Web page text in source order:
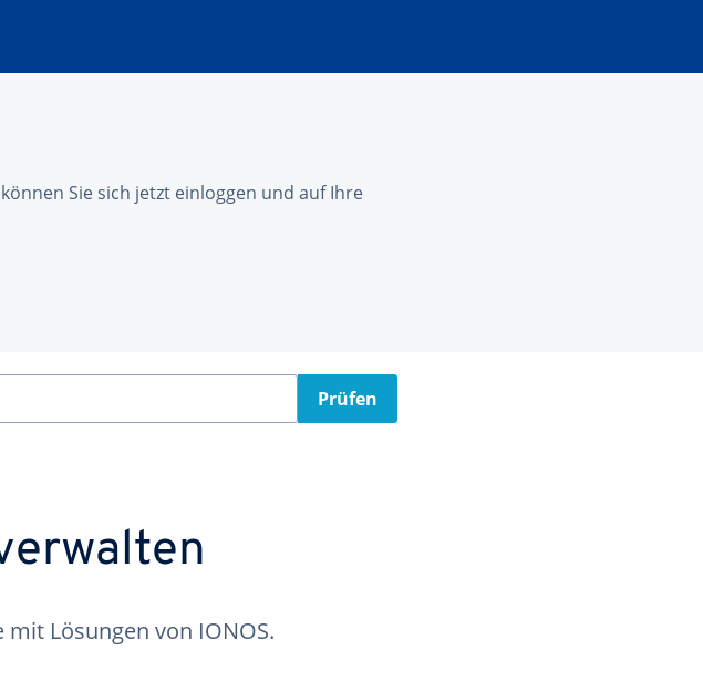
Sie sich jetzt einloggen und auf Ihre
Prüfen
Lösungen von IONOS.